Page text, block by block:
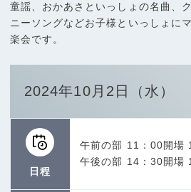
童謡、おかあさといっしょの名曲、
ニーソングなどお子様といっしょに
楽会です。
2024年10月2日（水）
日程
午前の部 11：00開場
午後の部 14：30開場